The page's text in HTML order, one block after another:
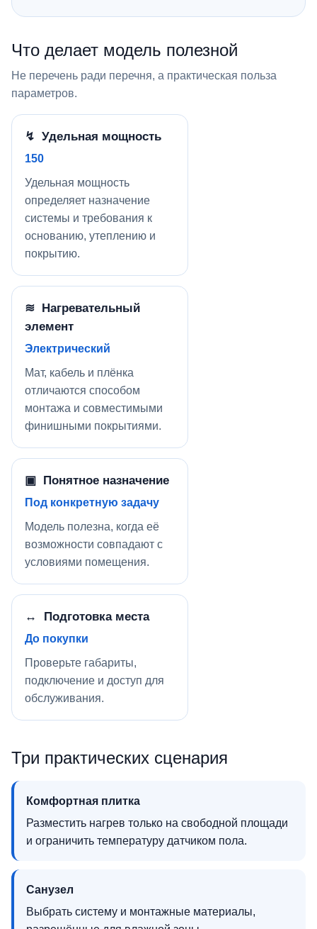
Что делает модель полезной
Не перечень ради перечня, а практическая польза
параметров.
↯ Удельная мощность
150
Удельная мощность
определяет назначение
системы и требования к
основанию, утеплению и
покрытию.
≋ Нагревательный
элемент
Электрический
Мат, кабель и плёнка
отличаются способом
монтажа и совместимыми
финишными покрытиями.
▣ Понятное назначение
Под конкретную задачу
Модель полезна, когда её
возможности совпадают с
условиями помещения.
↔ Подготовка места
До покупки
Проверьте габариты,
подключение и доступ для
обслуживания.
Три практических сценария
Комфортная плитка
Разместить нагрев только на свободной площади
и ограничить температуру датчиком пола.
Санузел
Выбрать систему и монтажные материалы,